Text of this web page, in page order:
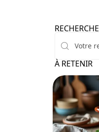
RECHERCHE
À RETENIR
Loisirs